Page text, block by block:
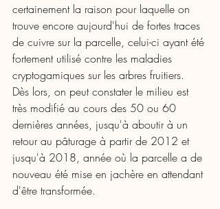
certainement la raison pour laquelle on
trouve encore aujourd'hui de fortes traces
de cuivre sur la parcelle, celui-ci ayant été
fortement utilisé contre les maladies
cryptogamiques sur les arbres fruitiers.
Dès lors, on peut constater le milieu est
très modifié au cours des 50 ou 60
dernières années, jusqu'à aboutir à un
retour au pâturage à partir de 2012 et
jusqu'à 2018, année où la parcelle a de
nouveau été mise en jachère en attendant
d'être transformée.